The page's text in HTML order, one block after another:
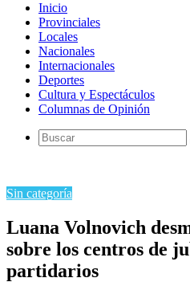
Inicio
Provinciales
Locales
Nacionales
Internacionales
Deportes
Cultura y Espectáculos
Columnas de Opinión
Sin categoría
Luana Volnovich
sobre los centros de
partidarios